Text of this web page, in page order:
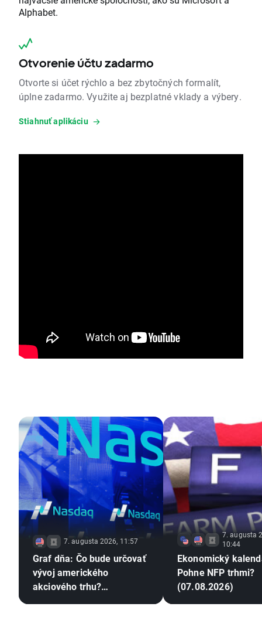
Alphabet.
Otvorenie účtu zadarmo
Otvorte si účet rýchlo a bez zbytočných formalít,
úplne zadarmo. Využite aj bezplatné vklady a výbery.
Stiahnuť aplikáciu
7. augusta 2026, 11:57
Graf dňa: Čo bude určovať
vývoj amerického
akciového trhu?
7. augusta
10:44
Ekonomický
Pohne NFP trhmi?
(07.08.2026)